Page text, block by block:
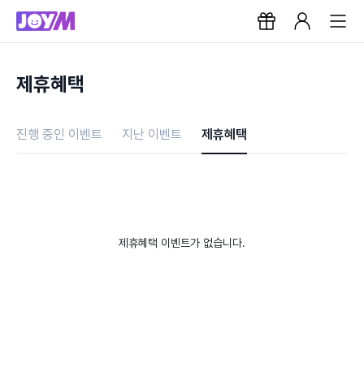
제휴혜택
진행 중인 이벤트 지난 이벤트 제휴혜택
제휴혜택 이벤트가 없습니다.